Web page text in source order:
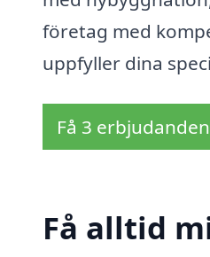
företag med
uppfyller dina
Få 3
Få alltid